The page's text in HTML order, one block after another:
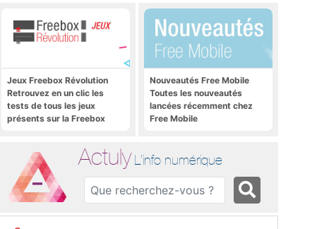
Jeux Freebox Révolution
Retrouvez en un clic les
tests de tous les jeux
présents sur la Freebox
Nouveautés Free Mobile
Toutes les nouveautés
lancées récemment chez
Free Mobile
Actuly L'info numérique